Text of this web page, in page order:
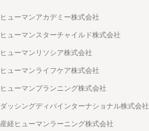
ヒューマンアカデミー株式会社
ヒューマンスターチャイルド株式会社
ヒューマンリソシア株式会社
ヒューマンライフケア株式会社
ヒューマンプランニング株式会社
ダッシングディバインターナショナル株式会社
産経ヒューマンラーニング株式会社